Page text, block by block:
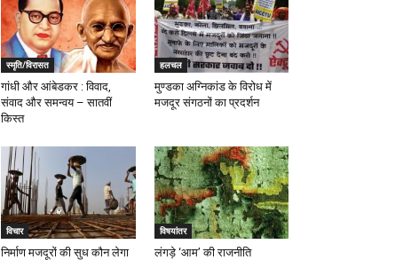
स्मृति/विरासत
गांधी और आंबेडकर : विवाद,
संवाद और समन्वय – सातवीं
किस्त
हलचल
मुण्डका अग्निकांड के विरोध में
मजदूर संगठनों का प्रदर्शन
विचार
निर्माण मजदूरों की सुध कौन लेगा
विषयांतर
लंगड़े ‘आम’ की राजनीति